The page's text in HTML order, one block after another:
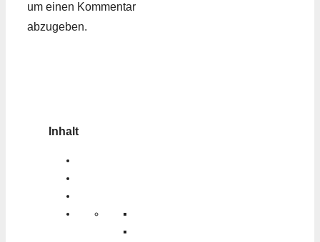
um einen Kommentar
abzugeben.
Inhalt